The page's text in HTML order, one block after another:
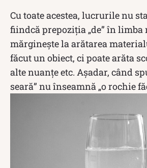
Cu toate acestea, lucrurile nu
fiindcă prepoziția „de” în limba
mărginește la arătarea
făcut un obiect, ci poate arăta
alte nuanțe etc. Așadar, când
seară” nu înseamnă „o rochie